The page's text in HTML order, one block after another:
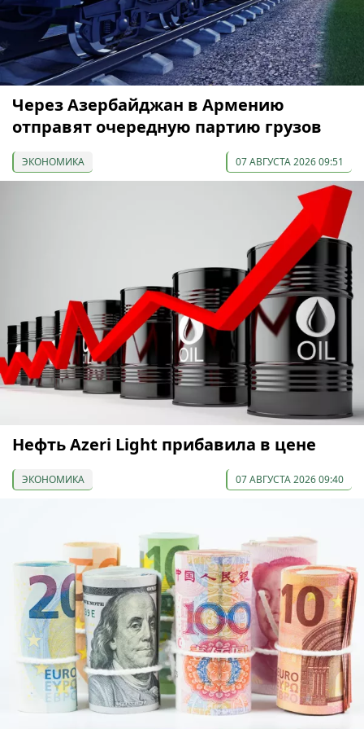
Через Азербайджан в Армению
отправят очередную партию грузов
ЭКОНОМИКА 07 АВГУСТА 2026 09:51
Нефть Azeri Light прибавила в цене
ЭКОНОМИКА 07 АВГУСТА 2026 09:40